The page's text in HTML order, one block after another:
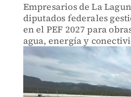
Empresarios de La
diputados federales
en el PEF 2027 para
agua, energía y
impulsen el desarrollo